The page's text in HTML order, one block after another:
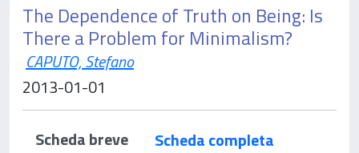
The Dependence of Truth on Being: Is
There a Problem for Minimalism?
CAPUTO, Stefano
2013-01-01
Scheda breve
Scheda completa